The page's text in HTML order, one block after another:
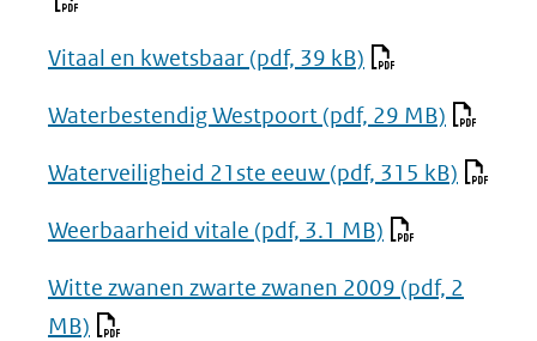
Vitaal en kwetsbaar (pdf, 39 kB)
Waterbestendig Westpoort (pdf, 29 MB)
Waterveiligheid 21ste eeuw (pdf, 315 kB)
Weerbaarheid vitale (pdf, 3.1 MB)
Witte zwanen zwarte zwanen 2009 (pdf, 2
MB)